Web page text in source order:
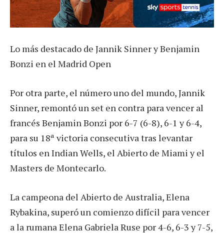
Lo más destacado de Jannik Sinner y Benjamin
Bonzi en el Madrid Open
Por otra parte, el número uno del mundo, Jannik
Sinner, remontó un set en contra para vencer al
francés Benjamin Bonzi por 6-7 (6-8), 6-1 y 6-4,
para su 18ª victoria consecutiva tras levantar
títulos en Indian Wells, el Abierto de Miami y el
Masters de Montecarlo.
La campeona del Abierto de Australia, Elena
Rybakina, superó un comienzo difícil para vencer
a la rumana Elena Gabriela Ruse por 4-6, 6-3 y 7-5,